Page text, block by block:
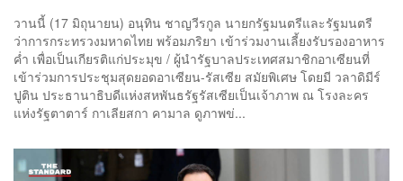
วานนี้ (17 มิถุนายน) อนุทิน ชาญวีรกูล นายกรัฐมนตรีและรัฐมนตรี
ว่าการกระทรวงมหาดไทย พร้อมภริยา เข้าร่วมงานเลี้ยงรับรองอาหาร
ค่ำ เพื่อเป็นเกียรติแก่ประมุข / ผู้นำรัฐบาลประเทศสมาชิกอาเซียนที่
เข้าร่วมการประชุมสุดยอดอาเซียน-รัสเซีย สมัยพิเศษ โดยมี วลาดิมีร์
ปูติน ประธานาธิบดีแห่งสหพันธรัฐรัสเซียเป็นเจ้าภาพ ณ โรงละคร
แห่งรัฐตาตาร์ กาเลียสกา คามาล ดูภาพข่...